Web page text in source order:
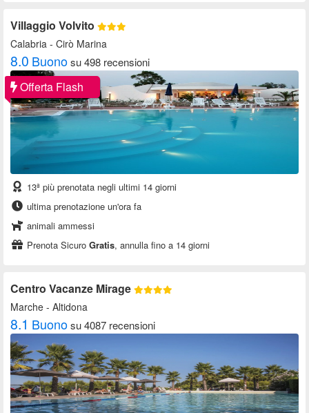
Villaggio Volvito
Calabria - Cirò Marina
8.0 Buonosu 498 recensioni
Offerta Flash
13ª più prenotata negli ultimi 14 giorni
ultima prenotazione un'ora fa
animali ammessi
Prenota Sicuro Gratis, annulla fino a 14 giorni
Centro Vacanze Mirage
Marche - Altidona
8.1 Buonosu 4087 recensioni